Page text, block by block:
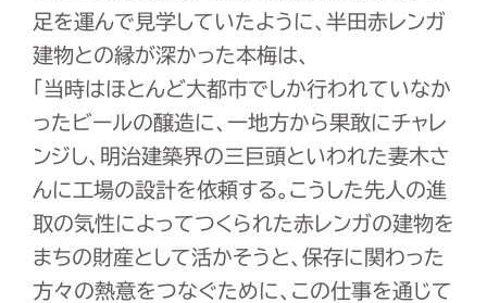
足を運んで見学していたように、半田赤レンガ
建物との縁が深かった本梅は、
「当時はほとんど大都市でしか行われていなか
ったビールの醸造に、一地方から果敢にチャレ
ンジし、明治建築界の三巨頭といわれた妻木さ
んに工場の設計を依頼する。こうした先人の進
取の気性によってつくられた赤レンガの建物を
まちの財産として活かそうと、保存に関わった
方々の熱意をつなぐために、この仕事を通じて